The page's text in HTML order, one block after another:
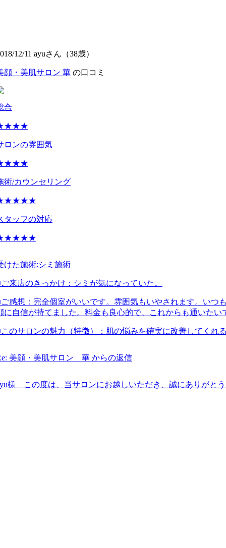
12/11 ayuさん（38歳）
顔・美肌サロン 華 の口コミ
合
ロンの雰囲気
術/カウンセリング
タッフの対応
けた施術:シミ施術
来店のきっかけ： シミが気になっていた。
感想： 完全個室がいいです。雰囲気もいやされます。いつ
に自信が持てました。料金も良心的で、これからも通いたい
のサロンの魅力（特徴）： 肌の悩みを確実に改善してくれ
美顔・美肌サロン 華 からの返信
様 この度は、当サロンにお越しいただき、誠にありがと